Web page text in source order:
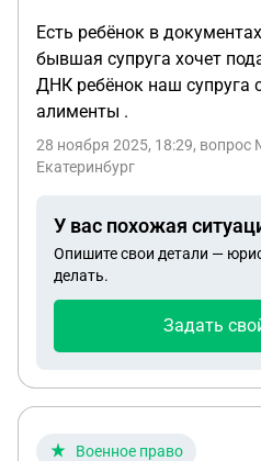
Есть ребёнок в
бывшая супруга хочет
ДНК ребёнок наш супруга
алименты .
28 ноября 2025, 18:29, вопрос
Екатеринбург
У вас похожая
Опишите свои детали —
делать.
Задать
Военное право